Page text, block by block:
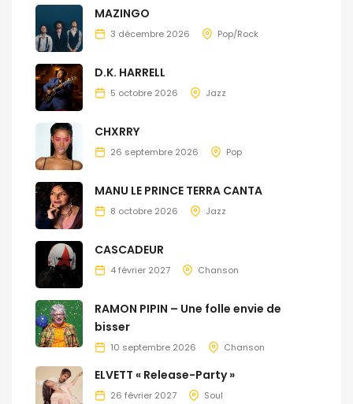
MAZINGO
3 décembre 2026 Pop/Rock
D.K. HARRELL
5 octobre 2026 Jazz
CHXRRY
26 septembre 2026 Pop
MANU LE PRINCE TERRA CANTA
8 octobre 2026 Jazz
CASCADEUR
4 février 2027 Chanson
RAMON PIPIN – Une folle envie de
bisser
10 septembre 2026 Chanson
ELVETT « Release-Party »
26 février 2027 Soul